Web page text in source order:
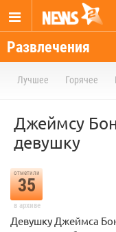
Развлечения
Лучшее Горячее
Джеймсу
девушку
отметили
35
в архиве
Девушку Джеймса